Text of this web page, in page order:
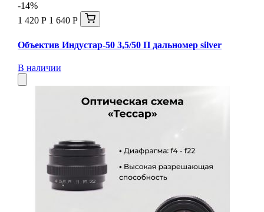
-14%
1 420 Р 1 640 Р
Объектив Индустар-50 3,5/50 П дальномер silver
В наличии